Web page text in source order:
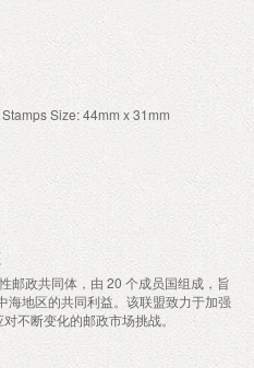
Size: 44mm x 31mm
邮政共同体，由 20 个成员国组成，旨
海地区的共同利益。该联盟致力于加强
不断变化的邮政市场挑战。